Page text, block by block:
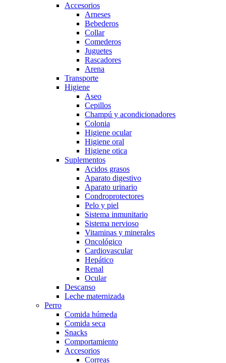
Accesorios
Arneses
Bebederos
Collar
Comederos
Juguetes
Rascadores
Arena
Transporte
Higiene
Aseo
Cepillos
Champú y acondicionadores
Colonia
Higiene ocular
Higiene oral
Higiene otica
Suplementos
Acidos grasos
Aparato digestivo
Aparato urinario
Condroprotectores
Pelo y piel
Sistema inmunitario
Sistema nervioso
Vitaminas y minerales
Oncológico
Cardiovascular
Hepático
Renal
Ocular
Descanso
Leche maternizada
Perro
Comida húmeda
Comida seca
Snacks
Comportamiento
Accesorios
Correas